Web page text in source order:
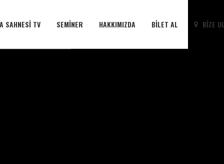
SAHNESI TV SEMINER HAKKIMIZDA BILET AL BIZE